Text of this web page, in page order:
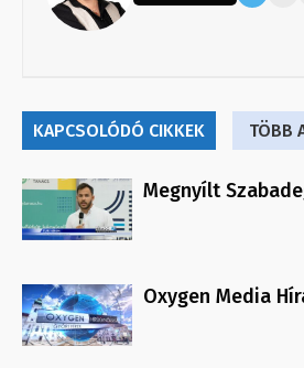
KAPCSOLÓDÓ CIKKEK TÖBB
Megnyílt
Oxygen Media